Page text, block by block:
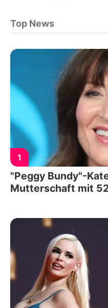
Top News
1
"Peggy Bundy"-
Mutterschaft mit